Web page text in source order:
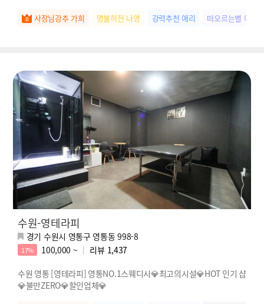
사장님강추 가희 명불허전 나영 강력추천 애리 떠오르는별 여름
수원-영테라피
경기 수원시 영통구 영통동 998-8
17% 100,000 ~ 리뷰 1,437
수원 영통 [영테라피] 영통NO.1스웨디시💎최고의시설💎HOT 인기 샵
💎불만ZERO💎할인업체💎